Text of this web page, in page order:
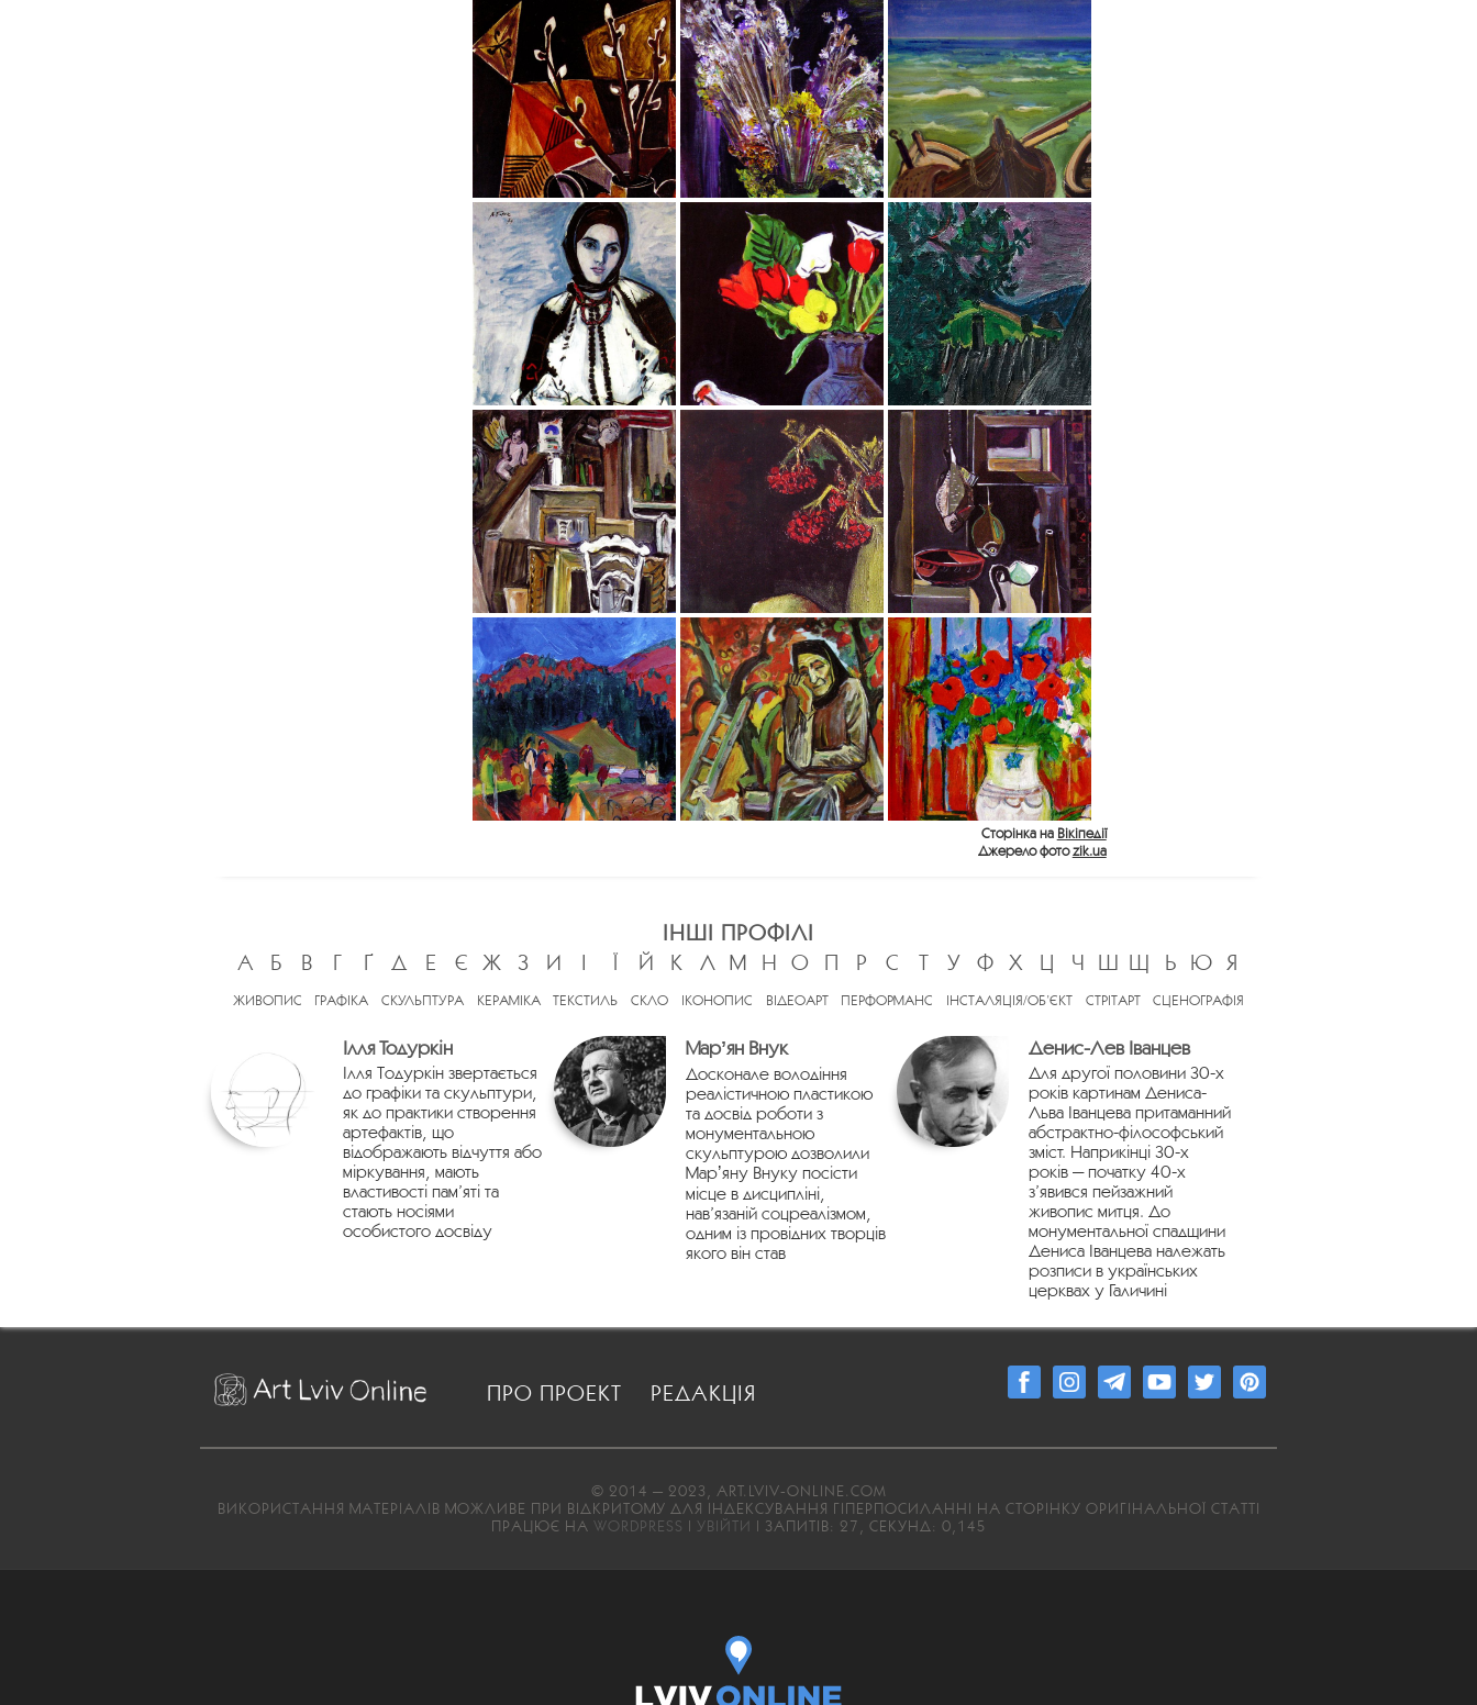
Сторінка на Вікіпедії
Джерело фотоzik.ua
ІНШІ ПРОФІЛІ
А
Б В Г Ґ Д Е Є Ж З И І Ї Й К Л М Н О П Р С Т У Ф Х Ц Ч Ш Щ Ь Ю Я
ЖИВОПИС ГРАФІКА СКУЛЬПТУРА КЕРАМІКА ТЕКСТИЛЬ СКЛО ІКОНОПИС ВІДЕОАРТ ПЕРФОРМАНС ІНСТАЛЯЦІЯ/ОБ’ЄКТ СТРІТАРТ СЦЕНОГРАФІЯ
Ілля Тодуркін
Ілля Тодуркін звертається
до графіки та скульптури,
як до практики створення
артефактів, що
відображають відчуття або
міркування, мають
властивості пам’яті та
стають носіями
особистого досвіду
Марʼян Внук
Досконале володіння
реалістичною пластикою
та досвід роботи з
монументальною
скульптурою дозволили
Марʼяну Внуку посісти
місце в дисципліні,
нав’язаній соцреалізмом,
одним із провідних творців
якого він став
Денис-Лев Іванцев
Для другої половини 30-х
років картинам Дениса-
Льва Іванцева притаманний
абстрактно-філософський
зміст. Наприкінці 30-х
років — початку 40-х
з’явився пейзажний
живопис митця. До
монументальної спадщини
Дениса Іванцева належать
розписи в українських
церквах у Галичині
ПРО ПРОЕКТ РЕДАКЦІЯ
© 2014 — 2023, ART.LVIV-ONLINE.COM
ВИКОРИСТАННЯ МАТЕРІАЛІВ МОЖЛИВЕ ПРИ ВІДКРИТОМУ ДЛЯ ІНДЕКСУВАННЯ ГІПЕРПОСИЛАННІ НА СТОРІНКУ ОРИГІНАЛЬНОЇ СТАТТІ
ПРАЦЮЄ НА WORDPRESS | УВІЙТИ | ЗАПИТІВ: 27, СЕКУНД: 0,145